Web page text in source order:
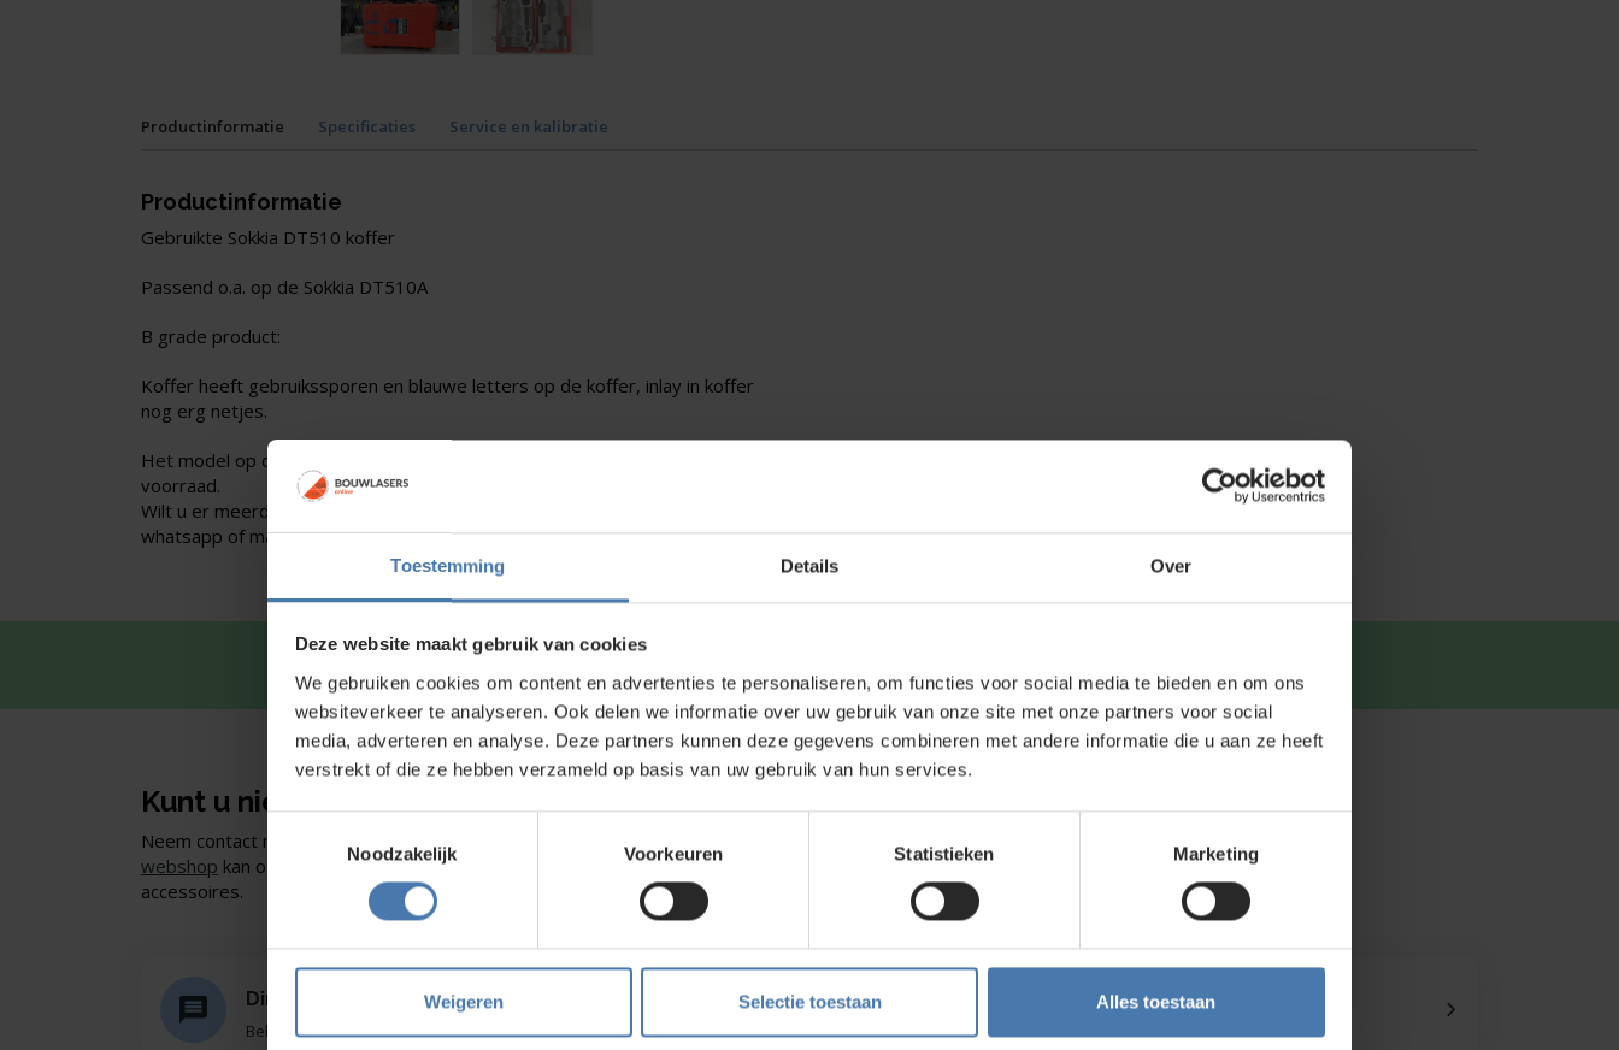
Toestemming Details Over
Deze website maakt gebruik van cookies
We gebruiken cookies om content en advertenties te personaliseren, om functies voor social media te bieden en om ons
websiteverkeer te analyseren. Ook delen we informatie over uw gebruik van onze site met onze partners voor social
media, adverteren en analyse. Deze partners kunnen deze gegevens combineren met andere informatie die u aan ze heeft
verstrekt of die ze hebben verzameld op basis van uw gebruik van hun services.
Noodzakelijk
Voorkeuren Statistieken Marketing
Weigeren Selectie toestaan Alles toestaan
Productinformatie Specificaties Service en kalibratie
Productinformatie
Gebruikte Sokkia DT510 koffer
Passend o.a. op de Sokkia DT510A
B grade product:
Koffer heeft gebruikssporen en blauwe letters op de koffer, inlay in koffer
nog erg netjes.
Het model op de foto kan afwijken, wij hebben hiervan meerdere van op
voorraad.
Wilt u er meerdere hebben? Vraag dan het actuele aantal op via telefoon,
whatsapp of mail.
Kunt u niet vinden wat u zoekt?
Neem contact met ons op of of bezoek onze showroom in Nieuwegein. Zelf rondkijken in de
webshop kan ook. Ontdek ons assortiment aan bouwlasers, meetinstrumenten en
accessoires.
Direct en snel contact
Bel Whatsapp of mail
Service en kalibratie
Onze eigen service afdeling
Onze showroom